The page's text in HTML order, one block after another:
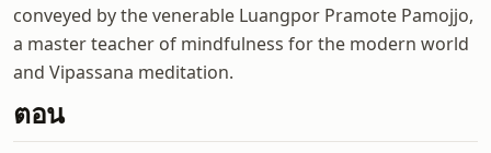
conveyed by the venerable Luangpor Pramote Pamojjo,
a master teacher of mindfulness for the modern world
and Vipassana meditation.
ตอน